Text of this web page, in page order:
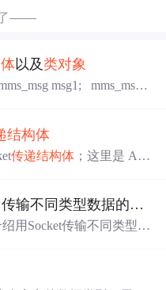
——
以及类对象
不是strl
结构体
传递结构体 ；这里是 AN
输不同类型数据的四种方式
用Socket传输不同类型的